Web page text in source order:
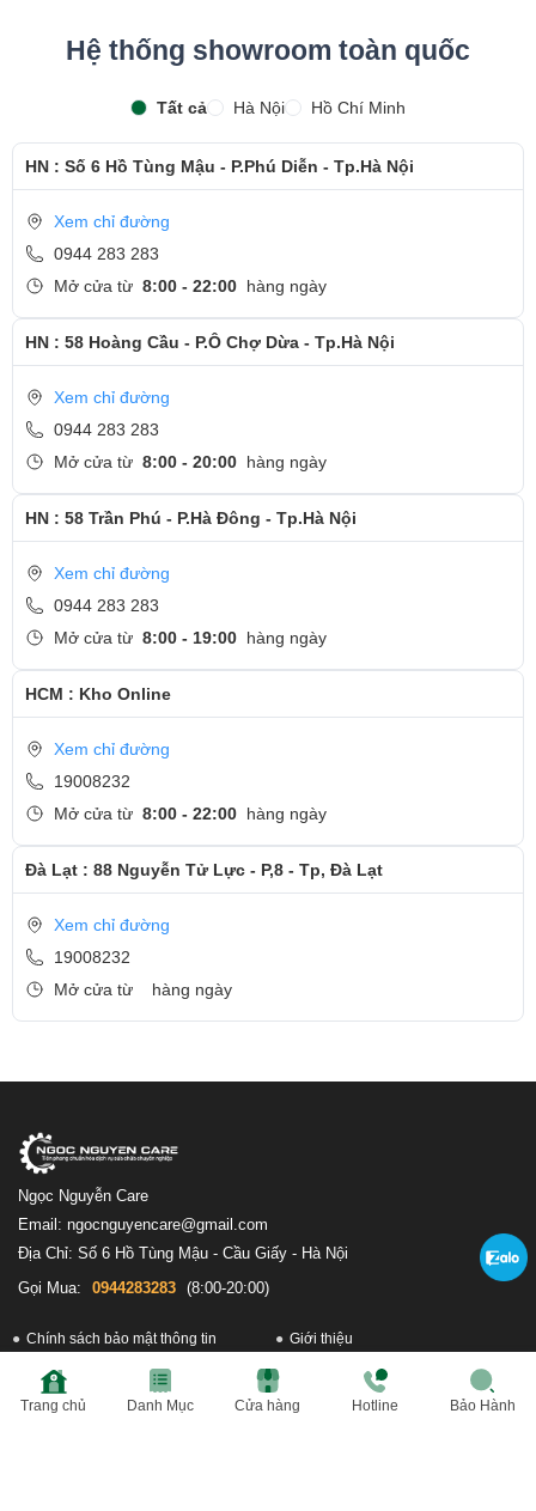
Hệ thống showroom toàn quốc
Tất cả Hà Nội Hồ Chí Minh
HN : Số 6 Hồ Tùng Mậu - P.Phú Diễn - Tp.Hà Nội
Xem chỉ đường
0944 283 283
Mở cửa từ 8:00 - 22:00 hàng ngày
HN : 58 Hoàng Cầu - P.Ô Chợ Dừa - Tp.Hà Nội
Xem chỉ đường
0944 283 283
Mở cửa từ 8:00 - 20:00 hàng ngày
HN : 58 Trần Phú - P.Hà Đông - Tp.Hà Nội
Xem chỉ đường
0944 283 283
Mở cửa từ 8:00 - 19:00 hàng ngày
HCM : Kho Online
Xem chỉ đường
19008232
Mở cửa từ 8:00 - 22:00 hàng ngày
Đà Lạt : 88 Nguyễn Tử Lực - P,8 - Tp, Đà Lạt
Xem chỉ đường
19008232
Mở cửa từ
hàng ngày
Ngọc Nguyễn Care
Email: ngocnguyencare@gmail.com
Địa Chỉ: Số 6 Hồ Tùng Mậu - Cầu Giấy - Hà Nội
Gọi Mua:
0944283283 (8:00-20:00)
Chính sách bảo mật thông tin Giới thiệu
Điều khoản sử dụng Chính sách đổi trả hàng
Chính sách bảo hành
Phương thức Giao hàng & thanh
Trang chủ Danh Mục Cửa hàng Hotline Bảo Hành